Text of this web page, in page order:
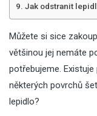
Jak odstranit
Můžete si sice
většinou jej nemáte
potřebujeme.
některých povrchů
lepidlo?